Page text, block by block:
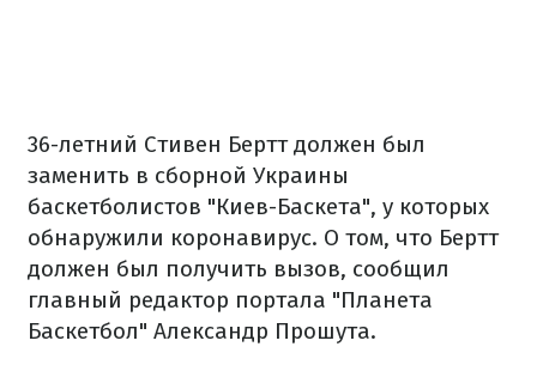
36-летний Стивен Бертт должен был
заменить в сборной Украины
баскетболистов "Киев-Баскета", у которых
обнаружили коронавирус. О том, что Бертт
должен был получить вызов, сообщил
главный редактор портала "Планета
Баскетбол" Александр Прошута.